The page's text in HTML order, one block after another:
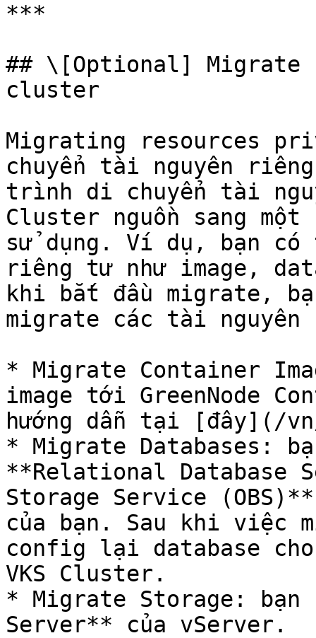
***
## \[Optional] Migrate
cluster
Migrating resources
chuyển tài nguyên
trình di chuyển tài
Cluster nguồn sang
sử dụng. Ví dụ, bạn có
riêng tư như image,
khi bắt đầu migrate,
migrate các tài
* Migrate Container
image tới GreenNode
hướng dẫn tại [đây](/
* Migrate Databases:
**Relational Database
Storage Service
của bạn. Sau khi việc
config lại database
VKS Cluster.
* Migrate Storage: bạn
Server** của vServer.